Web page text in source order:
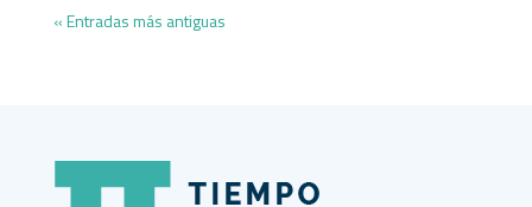
« Entradas más antiguas